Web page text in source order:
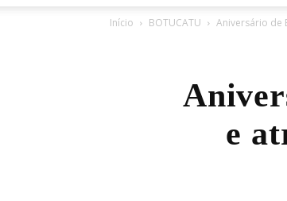
Início BOTUCATU Aniversário de
e